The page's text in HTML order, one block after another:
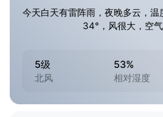
今天白天有雷阵雨，夜晚多云，温
34°，风很大，空气
5级
北风
53%
相对湿度